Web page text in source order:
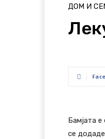
ДОМ И
Бамјата
се